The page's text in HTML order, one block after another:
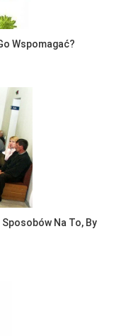
Wspomagać?
Na To, By